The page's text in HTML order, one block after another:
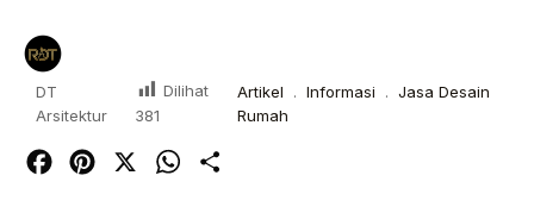
DT
Arsitektur
Dilihat
381
Artikel .Informasi .Jasa Desain
Rumah
FacebookPinterest WhatsApp